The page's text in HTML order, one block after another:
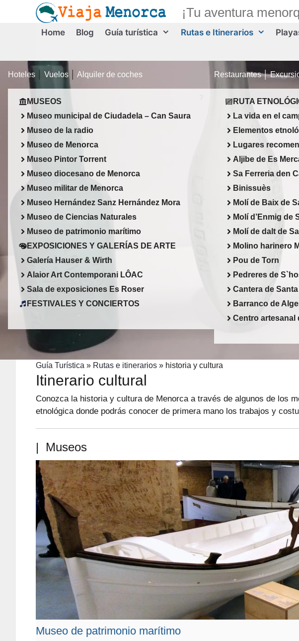
¡Tu aventura
Home Blog Guía turística Rutas e Itinerarios
Hoteles Vuelos│ Alquiler de coches
MUSEOS
Museo municipal de Ciudadela – Can Saura
Museo de la radio
Museo de Menorca
Museo Pintor Torrent
Museo diocesano de Menorca
Museo militar de Menorca
Museo Hernández Sanz Hernández Mora
Museo de Ciencias Naturales
Museo de patrimonio marítimo
EXPOSICIONES Y GALERÍAS DE ARTE
Galería Hauser & Wirth
Alaior Art Contemporani LÔAC
Sala de exposiciones Es Roser
FESTIVALES Y CONCIERTOS
Restaurantes│
RUTA
La vida en el
Elementos
Lugares
Aljibe de Es
Sa Ferreria den
Binissuès
Molí de Baix de
Molí d’Enmig de
Molí de dalt de
Molino harinero
Pou de Torn
Pedreres de
Cantera de
Barranco de
Centro artesanal
Guía Turística » Rutas e itinerarios » historia y cultura
Itinerario cultural
Conozca la historia y cultura de Menorca a través de algunos de los
etnológica donde podrás conocer de primera mano los trabajos y
| Museos
Museo de patrimonio marítimo